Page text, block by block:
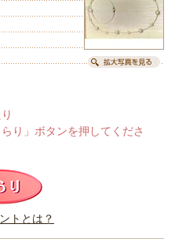
？
り」ボタンを押してくださ
トとは？